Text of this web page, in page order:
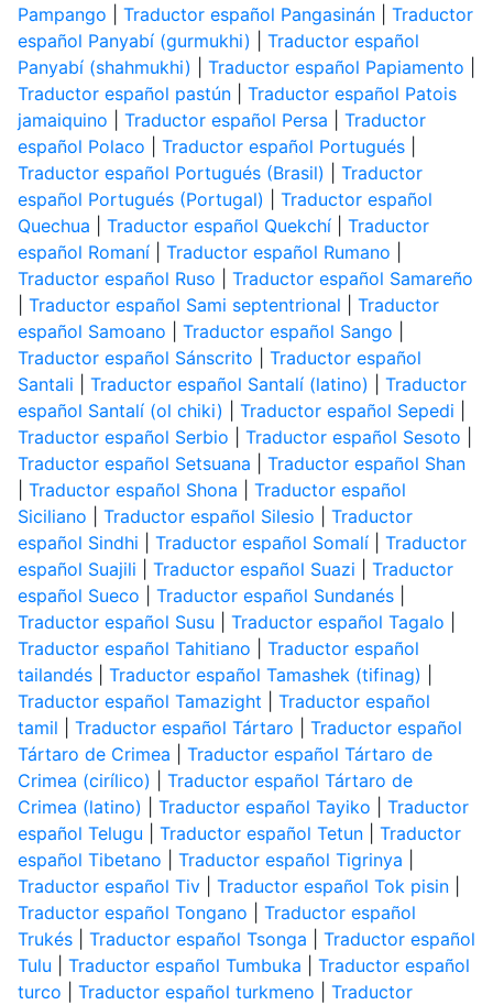
Pampango
Traductor español Pangasinán| Traductor
español Panyabí (gurmukhi)
Traductor español
Panyabí (shahmukhi)
Traductor español Papiamento
Traductor español pastún| Traductor español Patois
jamaiquino
Traductor español Persa
Traductor
español Polaco
Traductor español Portugués|
Traductor español Portugués (Brasil)
Traductor
español Portugués (Portugal)
Traductor español
Quechua
Traductor español Quekchí| Traductor
español Romaní| Traductor español Rumano
Traductor español Ruso
Traductor español Samareño
Traductor español Sami septentrional
Traductor
español Samoano
Traductor español Sango
Traductor español Sánscrito
Traductor español
Santali
Traductor español Santalí (latino)
Traductor
español Santalí (ol chiki)
Traductor español Sepedi
Traductor español Serbio
Traductor español Sesoto
Traductor español Setsuana
Traductor español Shan
Traductor español Shona
Traductor español
Siciliano
Traductor español Silesio
Traductor
español Sindhi
Traductor español Somalí| Traductor
español Suajili
Traductor español Suazi
Traductor
español Sueco
Traductor español Sundanés|
Traductor español Susu
Traductor español Tagalo
Traductor español Tahitiano
Traductor español
tailandés| Traductor español Tamashek (tifinag)
Traductor español Tamazight
Traductor español
tamil
Traductor español Tártaro
Traductor español
Tártaro de Crimea
Traductor español Tártaro de
Crimea (cirílico)
Traductor español Tártaro de
Crimea (latino)
Traductor español Tayiko
Traductor
español Telugu
Traductor español Tetun| Traductor
español Tibetano
Traductor español Tigrinya
Traductor español Tiv| Traductor español Tok pisin|
Traductor español Tongano
Traductor español
Trukés| Traductor español Tsonga
Traductor español
Tulu
Traductor español Tumbuka
Traductor español
turco
Traductor español turkmeno Traductor